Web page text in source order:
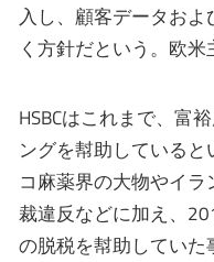
入し、顧客データお
く方針だという。欧米
HSBCはこれまで、富
ングを幇助している
コ麻薬界の大物やイ
裁違反などに加え、
の脱税を幇助してい